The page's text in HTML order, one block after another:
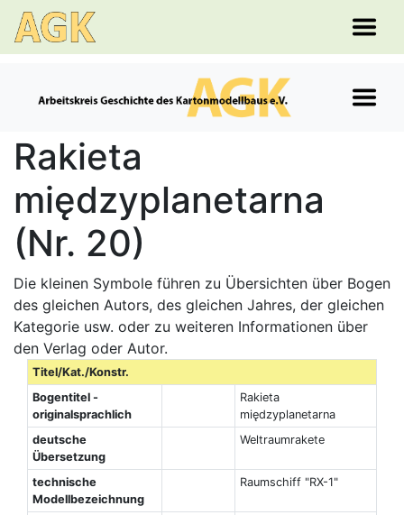
Rakieta
międzyplanetarna
(Nr. 20)
Die kleinen Symbole führen zu Übersichten über Bogen
des gleichen Autors, des gleichen Jahres, der gleichen
Kategorie usw. oder zu weiteren Informationen über
den Verlag oder Autor.
Titel/Kat./Konstr.
Bogentitel -
originalsprachlich
Rakieta
międzyplanetarna
deutsche
Übersetzung
Weltraumrakete
technische
Modellbezeichnung
Raumschiff "RX-1"